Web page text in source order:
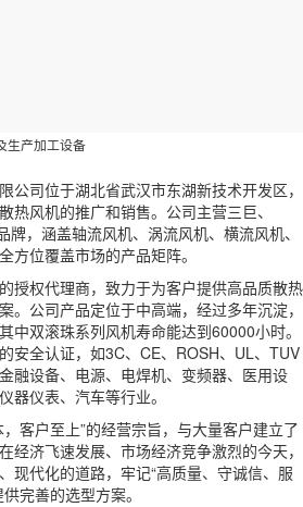
生产加工设备
公司位于湖北省武汉市东湖新技术开发区，
热风机的推广和销售。公司主营三巨、
牌，涵盖轴流风机、涡流风机、横流风机、
方位覆盖市场的产品矩阵。
授权代理商，致力于为客户提供高品质散热
。公司产品定位于中高端，经过多年沉淀，
中双滚珠系列风机寿命能达到60000小时。
安全认证，如3C、CE、ROSH、UL、TUV
融设备、电源、电焊机、变频器、医用设
器仪表、汽车等行业。
客户至上”的经营宗旨，与大量客户建立了
经济飞速发展、市场经济竞争激烈的今天，
现代化的道路，牢记“高质量、守诚信、服
完善的选型方案。